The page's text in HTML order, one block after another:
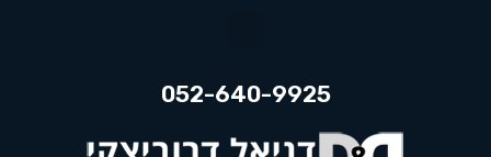
052-640-9925